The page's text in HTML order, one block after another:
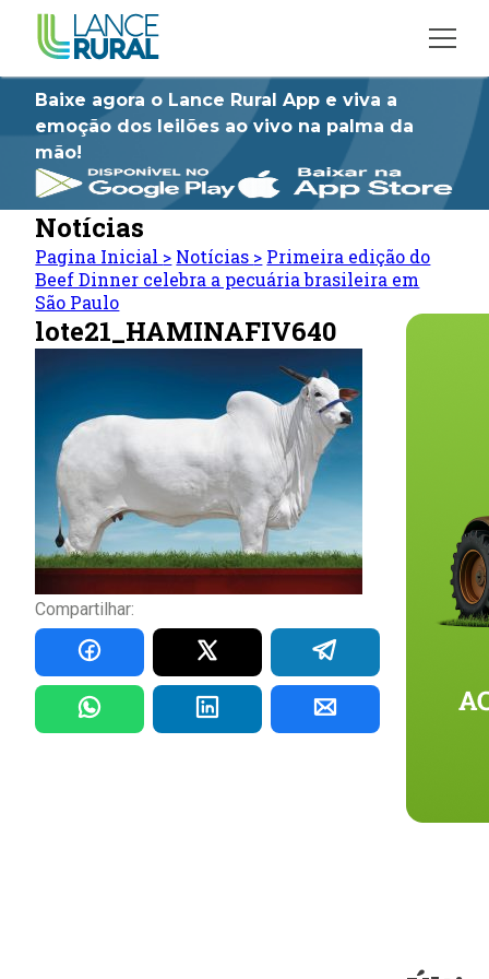
Baixe agora o Lance Rural App e viva a
emoção dos leilões ao vivo na palma da
mão!
Notícias
Pagina Inicial > Notícias > Primeira edição do
Beef Dinner celebra a pecuária brasileira em
São Paulo
lote21_HAMINAFIV640
Compartilhar: